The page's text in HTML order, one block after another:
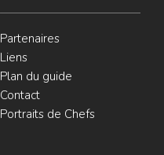
Partenaires
Liens
Plan du guide
Contact
Portraits de Chefs